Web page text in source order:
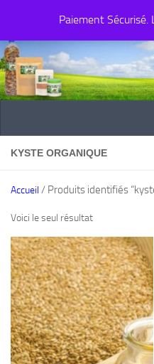
Paiement Sécurisé.
Au dessous du contenu
KYSTE ORGANIQUE
Accueil / Produits identifiés
Voici le seul résultat